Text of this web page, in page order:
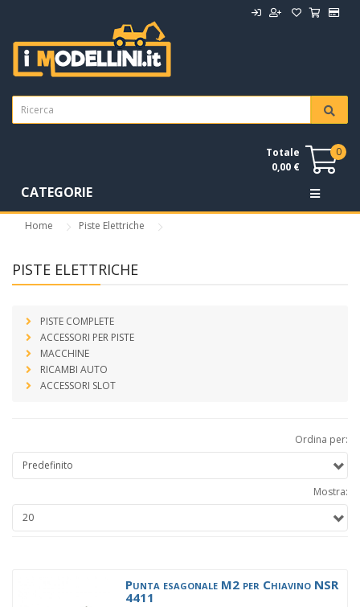
0
Totale
0,00 €
CATEGORIE
Home Piste Elettriche
PISTE ELETTRICHE
PISTE COMPLETE
ACCESSORI PER PISTE
MACCHINE
RICAMBI AUTO
ACCESSORI SLOT
Ordina per:
Mostra:
Punta esagonale M2 per Chiavino NSR
4411